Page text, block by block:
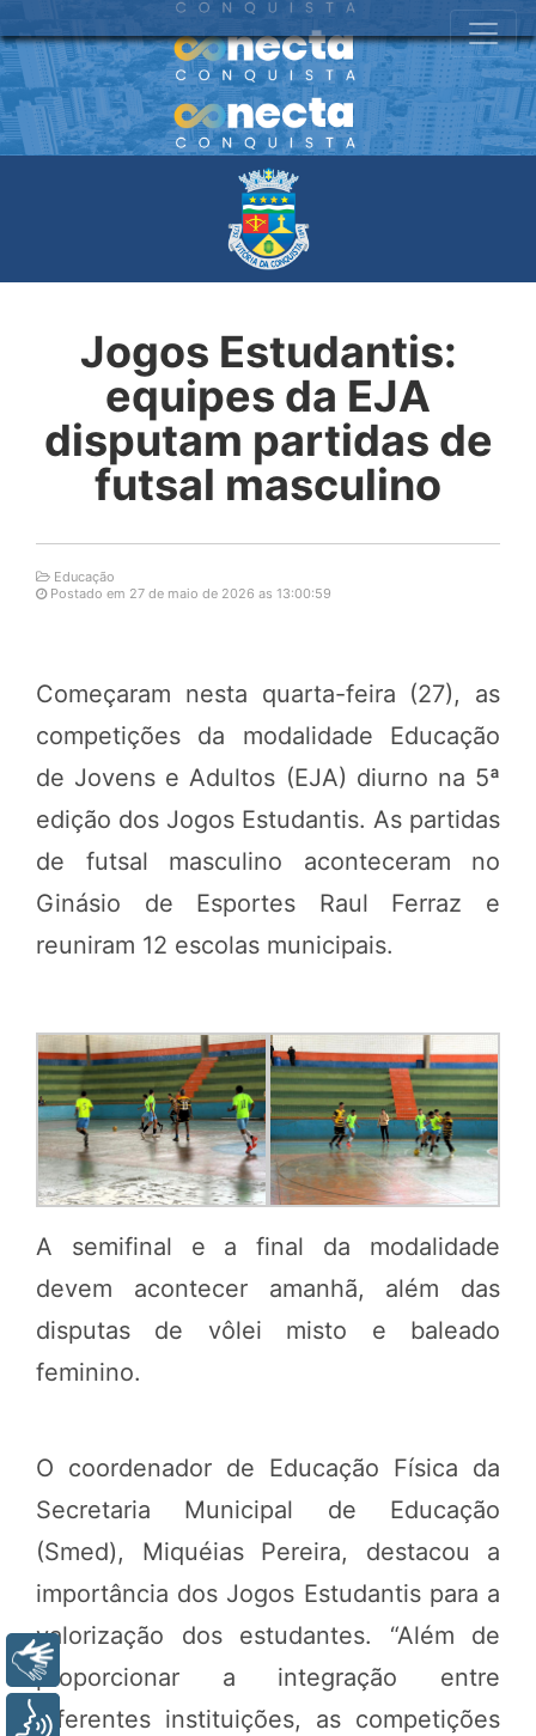
Jogos Estudantis:
equipes da EJA
disputam partidas de
futsal masculino
Educação
Postado em 27 de maio de 2026 as 13:00:59
Começaram nesta quarta-feira (27), as
competições da modalidade Educação
de Jovens e Adultos (EJA) diurno na 5ª
edição dos Jogos Estudantis. As partidas
de futsal masculino aconteceram no
Ginásio de Esportes Raul Ferraz e
reuniram 12 escolas municipais.
A semifinal e a final da modalidade
devem acontecer amanhã, além das
disputas de vôlei misto e baleado
feminino.
O coordenador de Educação Física da
Secretaria Municipal de Educação
(Smed), Miquéias Pereira, destacou a
importância dos Jogos Estudantis para a
valorização dos estudantes. “Além de
proporcionar a integração entre
diferentes instituições, as competições
Voz